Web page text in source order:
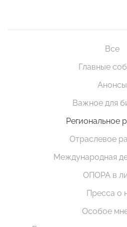
Все
Главные
Анонсы
Важное для
Региональное
Отраслевое
Международная
ОПОРА в
Пресса о
Особое